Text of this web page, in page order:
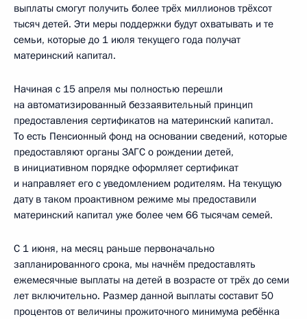
выплаты смогут получить более трёх миллионов трёхсот
тысяч детей. Эти меры поддержки будут охватывать и те
семьи, которые до 1 июля текущего года получат
материнский капитал.
Начиная с 15 апреля мы полностью перешли
на автоматизированный беззаявительный принцип
предоставления сертификатов на материнский капитал.
То есть Пенсионный фонд на основании сведений, которые
предоставляют органы ЗАГС о рождении детей,
в инициативном порядке оформляет сертификат
и направляет его с уведомлением родителям. На текущую
дату в таком проактивном режиме мы предоставили
материнский капитал уже более чем 66 тысячам семей.
С 1 июня, на месяц раньше первоначально
запланированного срока, мы начнём предоставлять
ежемесячные выплаты на детей в возрасте от трёх до семи
лет включительно. Размер данной выплаты составит 50
процентов от величины прожиточного минимума ребёнка